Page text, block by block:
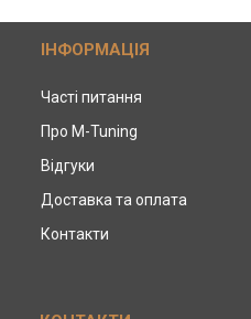
ІНФОРМАЦІЯ
Часті питання
Про M-Tuning
Відгуки
Доставка та оплата
Контакти